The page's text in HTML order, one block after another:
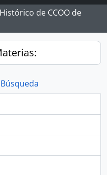
de CCOO de
Búsqueda